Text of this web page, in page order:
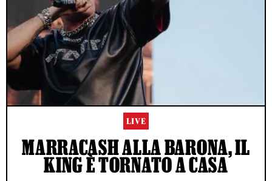
LIVE
MARRACASH ALLA BARONA, IL
KING È TORNATO A CASA